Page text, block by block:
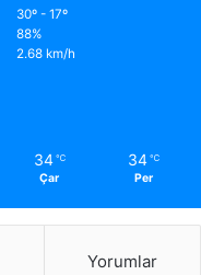
30º - 17º
88%
2.68 km/h
34 ℃
Çar
34 ℃
Per
Yorumlar